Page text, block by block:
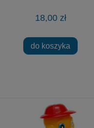
18,00 zł
do koszyka